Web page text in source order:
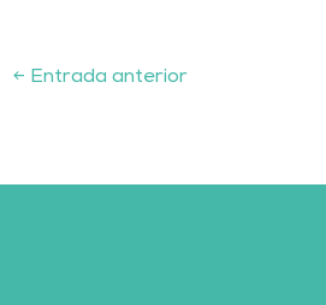
← Entrada anterior